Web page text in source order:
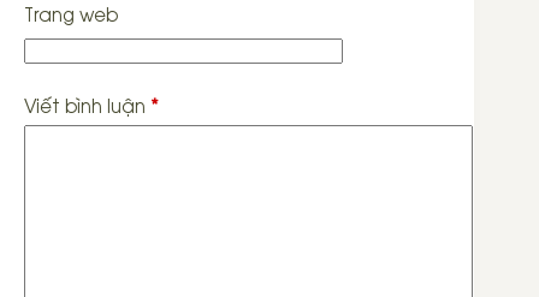
Trang web
Viết bình luận *